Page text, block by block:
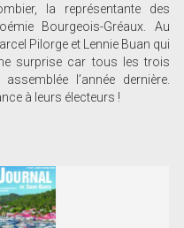
la représentante des
Bourgeois-Gréaux. Au
Pilorge et Lennie Buan qui
surprise car tous les trois
l’année dernière.
à leurs électeurs !